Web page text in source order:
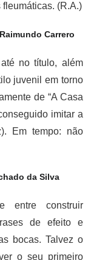
(R.A.)
Carrero
no título, além
juvenil em torno
de “A Casa
imitar a
Em tempo: não
da Silva
entre construir
de efeito e
bocas. Talvez o
o seu primeiro